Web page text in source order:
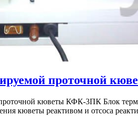
проточной
кюветы КФК-3ПК Блок
кюветы реактивом и отсоса